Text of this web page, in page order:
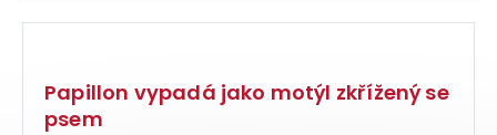
Papillon vypadá jako motýl zkřížený se
psem